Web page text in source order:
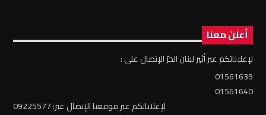
أعلن معنا
لإعلاناتكم عبر أثير لبنان الحرّ الإتصال على :
01561639
01561640
لإعلاناتكم عبر موقعنا الإتصال عبر: 09225577